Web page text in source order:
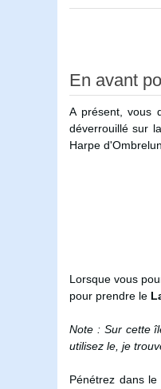
En avant
A présent, vous
déverrouillé sur
Harpe
Lorsque vous
pour prendre le
Note : Sur cette
utilisez le, je
Pénétrez dans